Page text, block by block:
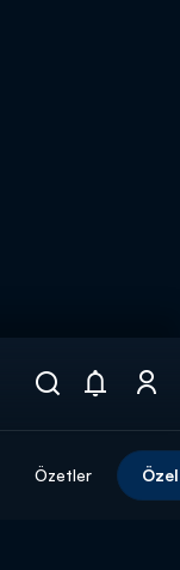
Özetler